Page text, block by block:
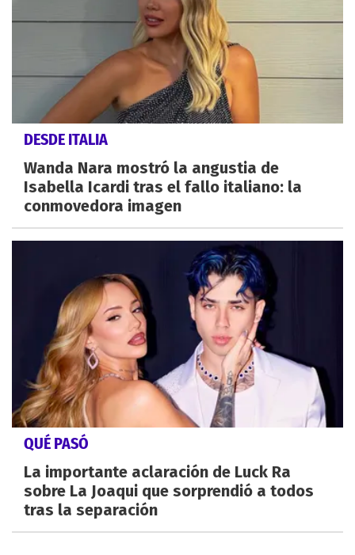
DESDE ITALIA
Wanda Nara mostró la angustia de
Isabella Icardi tras el fallo italiano: la
conmovedora imagen
QUÉ PASÓ
La importante aclaración de Luck Ra
sobre La Joaqui que sorprendió a todos
tras la separación